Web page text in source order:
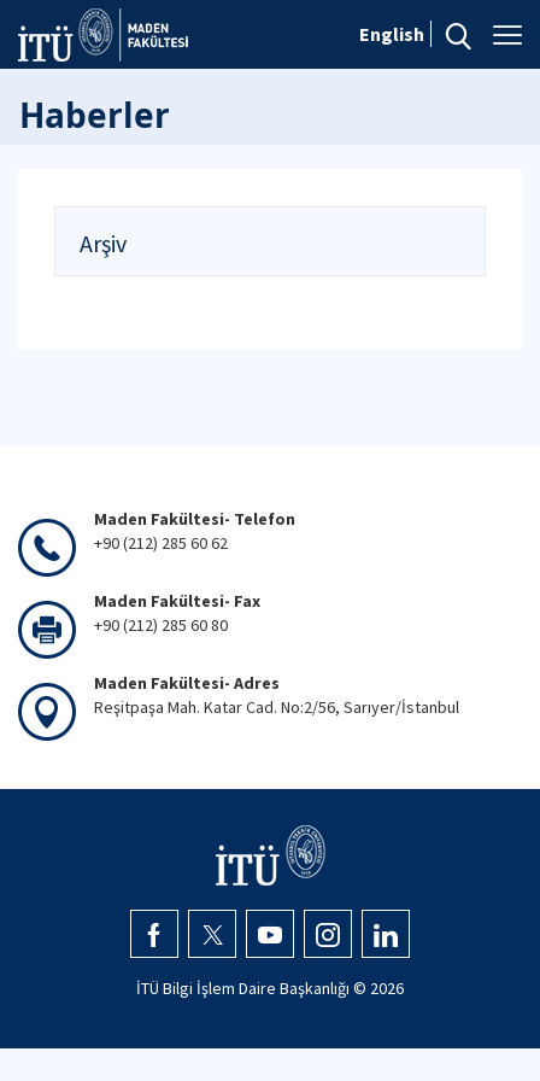
English
Haberler
Arşiv
Maden Fakültesi- Telefon
+90 (212) 285 60 62
Maden Fakültesi- Fax
+90 (212) 285 60 80
Maden Fakültesi- Adres
Reşitpaşa Mah. Katar Cad. No:2/56, Sarıyer/İstanbul
İTÜ Bilgi İşlem Daire Başkanlığı © 2026